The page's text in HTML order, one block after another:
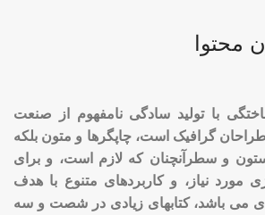
محتوا
با تولید سادگی نامفهوم از صنعت
طراحان گرافیک است، چاپگرها و متون بلکه
و سطرآنچنان که لازم است، و برای
مورد نیاز، و کاربردهای متنوع با هدف
می باشد، کتابهای زیادی در شصت و سه